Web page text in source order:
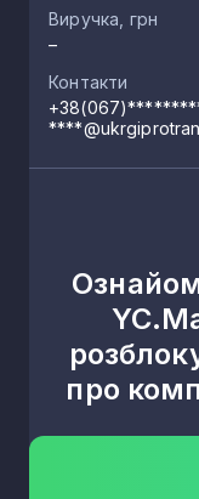
Виручка, грн
–
Контакти
про